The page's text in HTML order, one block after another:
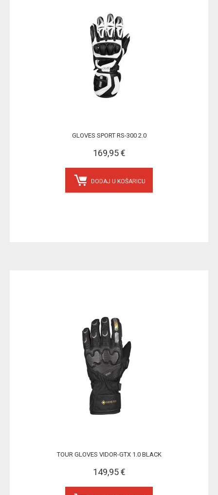
GLOVES SPORT RS-300 2.0
169,95 €
DODAJ U KOŠARICU
TOUR GLOVES VIDOR-GTX 1.0 BLACK
149,95 €